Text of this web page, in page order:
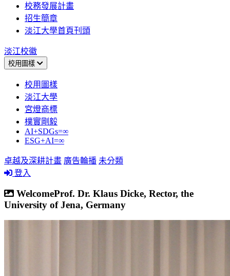
校務發展計畫
招生簡章
淡江大學首頁刊頭
淡江校徽
校用圖樣
校用圖樣
淡江大學
宮燈商標
樸實剛毅
AI+SDGs=∞
ESG+AI=∞
卓越及深耕計畫 廣告輪播 未分類
登入
WelcomeProf. Dr. Klaus Dicke, Rector, the
University of Jena, Germany